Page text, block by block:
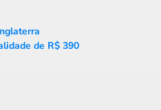
de R$ 390